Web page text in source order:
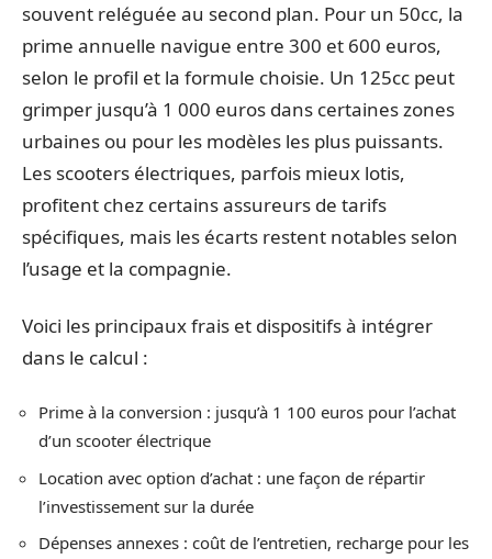
souvent reléguée au second plan. Pour un 50cc, la
prime annuelle navigue entre 300 et 600 euros,
selon le profil et la formule choisie. Un 125cc peut
grimper jusqu’à 1 000 euros dans certaines zones
urbaines ou pour les modèles les plus puissants.
Les scooters électriques, parfois mieux lotis,
profitent chez certains assureurs de tarifs
spécifiques, mais les écarts restent notables selon
l’usage et la compagnie.
Voici les principaux frais et dispositifs à intégrer
dans le calcul :
Prime à la conversion : jusqu’à 1 100 euros pour l’achat
d’un scooter électrique
Location avec option d’achat : une façon de répartir
l’investissement sur la durée
Dépenses annexes : coût de l’entretien, recharge pour les